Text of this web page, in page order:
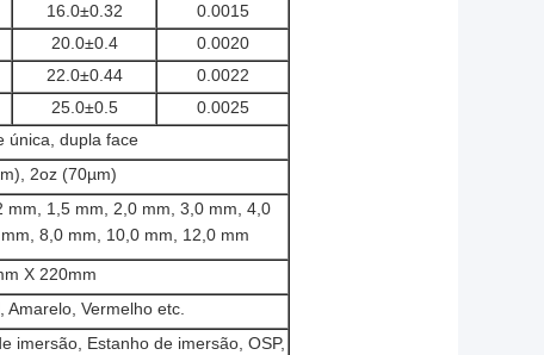
16.0±0.32
0.0015
20.0±0.4
0.0020
22.0±0.44
0.0022
25.0±0.5
0.0025
única, dupla face
2oz (70µm)
1,5 mm, 2,0 mm, 3,0 mm, 4,0
8,0 mm, 10,0 mm, 12,0 mm
X 220mm
Amarelo, Vermelho etc.
imersão, Estanho de imersão, OSP,